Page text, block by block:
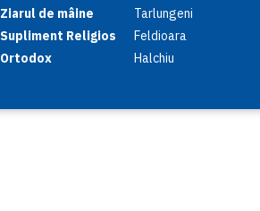
Ziarul de mâine
Supliment Religios
Ortodox
Tarlungeni
Feldioara
Halchiu